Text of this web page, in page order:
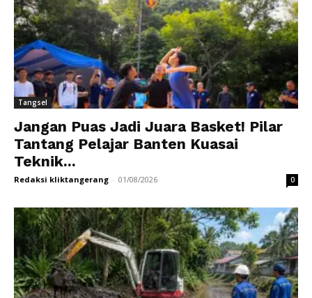
Tangsel
Jangan Puas Jadi Juara Basket! Pilar
Tantang Pelajar Banten Kuasai
Teknik...
Redaksi kliktangerang - 01/08/2026 0